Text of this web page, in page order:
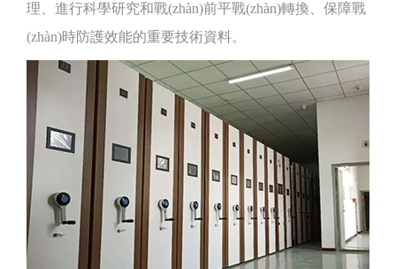
理、進行科學研究和戰(zhàn)前平戰(zhàn)轉換、保障戰
(zhàn)時防護效能的重要技術資料。